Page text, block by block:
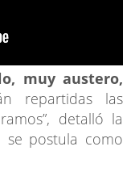
muy austero,
repartidas las
detalló la
se postula como